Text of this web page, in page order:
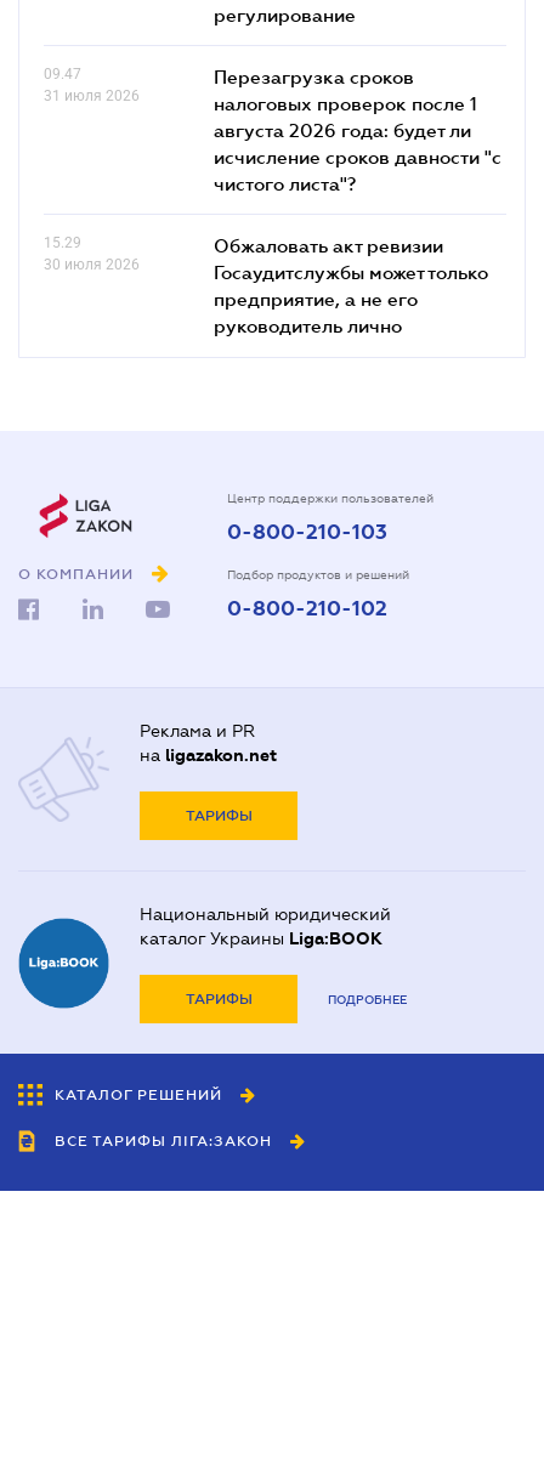
регулирование
09.47
31 июля 2026
Перезагрузка сроков
налоговых проверок после 1
августа 2026 года: будет ли
исчисление сроков давности "с
чистого листа"?
15.29
30 июля 2026
Обжаловать акт ревизии
Госаудитслужбы может только
предприятие, а не его
руководитель лично
О КОМПАНИИ
Центр поддержки пользователей
0-800-210-103
Подбор продуктов и решений
0-800-210-102
Реклама и PR
на ligazakon.net
ТАРИФЫ
Национальный юридический
каталог Украины Liga:BOOK
ТАРИФЫ ПОДРОБНЕЕ
КАТАЛОГ РЕШЕНИЙ
ВСЕ ТАРИФЫ ЛІГА:ЗАКОН